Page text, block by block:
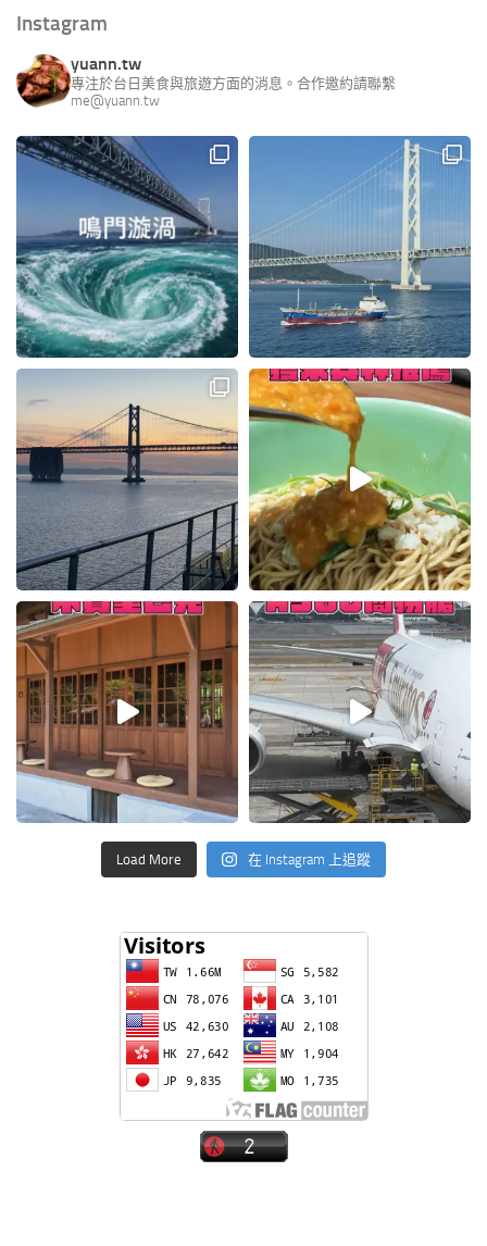
Instagram
yuann.tw
專注於台日美食與旅遊方面的消息。合作邀約請聯繫
me@yuann.tw
Load More 在 Instagram 上追蹤